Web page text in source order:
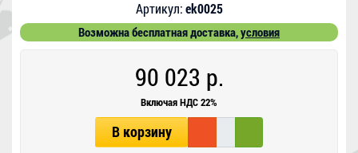
Артикул:ek0025
Возможна бесплатная доставка,условия
90 023 р.
Включая НДС 22%
В корзину